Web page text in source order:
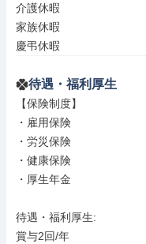
介護休暇
家族休暇
慶弔休暇
待遇・福利厚生
【保険制度】
・雇用保険
・労災保険
・健康保険
・厚生年金
待遇・福利厚生:
賞与2回/年